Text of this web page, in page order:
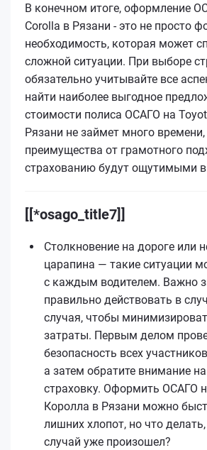
В конечном итоге, оформление
Corolla в Рязани - это не просто
необходимость, которая может
сложной ситуации. При выборе
обязательно учитывайте все
найти наиболее выгодное
стоимости полиса ОСАГО на
Рязани не займет много времени,
преимущества от грамотного
страхованию будут ощутимыми
[[*osago_title7]]
Столкновение на дороге или
царапина — такие ситуации
с каждым водителем. Важно
правильно действовать в
случая, чтобы
затраты. Первым делом
безопасность всех
а затем обратите внимание
страховку. Оформить ОСАГО
Королла в Рязани можно
лишних хлопот, но что
случай уже произошел?